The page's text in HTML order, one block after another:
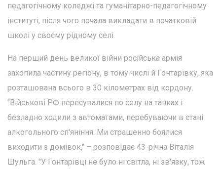
педагогічному коледжі та гуманітарно-педагогічному
інституті, після чого почала викладати в початковій
школі у своєму рідному селі.
На перший день великої війни російська армія
захопила частину регіону, в тому числі й Гонтарівку, яка
розташована всього в 30 кілометрах від кордону.
"Військові РФ пересувалися по селу на танках і
безладно ходили з автоматами, перебуваючи в стані
алкогольного сп'яніння. Ми страшенно боялися
виходити з домівок," – розповідає 43-річна Віталія
Шульга. "У Гонтарівці не було ні світла, ні зв'язку, тож